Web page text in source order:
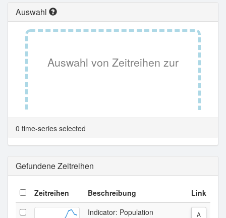
Auswahl
Auswahl von Zeitreihen zur
Tabellenansicht.
0 time-series selected
Gefundene Zeitreihen
Zeitreihen Beschreibung Link
Indicator: Population
A